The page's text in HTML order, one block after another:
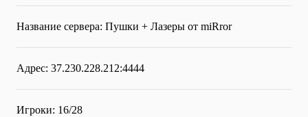
Название сервера: Пушки + Лазеры от miRror
Адрес: 37.230.228.212:4444
Игроки: 16/28